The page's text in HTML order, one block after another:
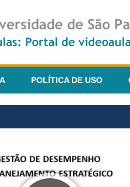
POLÍTICA DE USO